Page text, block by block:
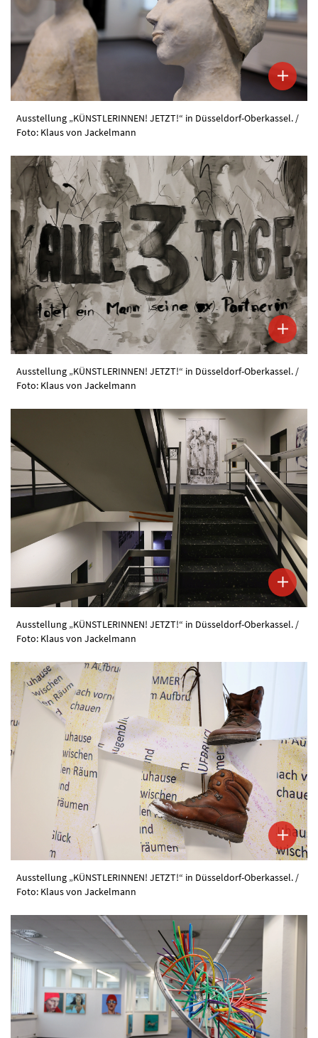
Ausstellung „KÜNSTLERINNEN! JETZT!“ in Düsseldorf-Oberkassel. /
Foto: Klaus von Jackelmann
Ausstellung „KÜNSTLERINNEN! JETZT!“ in Düsseldorf-Oberkassel. /
Foto: Klaus von Jackelmann
Ausstellung „KÜNSTLERINNEN! JETZT!“ in Düsseldorf-Oberkassel. /
Foto: Klaus von Jackelmann
Ausstellung „KÜNSTLERINNEN! JETZT!“ in Düsseldorf-Oberkassel. /
Foto: Klaus von Jackelmann